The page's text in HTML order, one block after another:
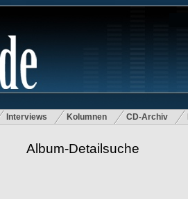
Interviews Kolumnen CD-Archiv
Album-Detailsuche